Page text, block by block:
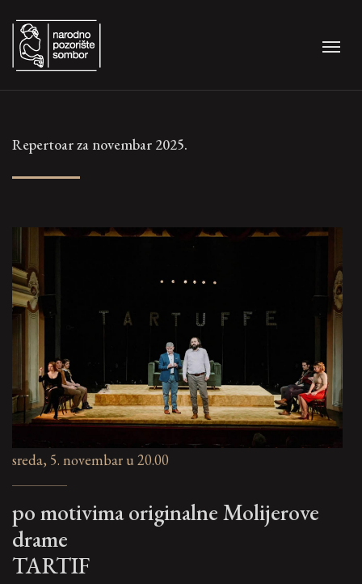
Repertoar za novembar 2025.
sreda, 5. novembar u 20.00
po motivima originalne Molijerove
drame
TARTIF